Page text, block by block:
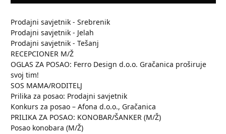
Prodajni savjetnik - Srebrenik
Prodajni savjetnik - Jelah
Prodajni savjetnik - Tešanj
RECEPCIONER M/Ž
OGLAS ZA POSAO: Ferro Design d.o.o. Gračanica proširuje
svoj tim!
SOS MAMA/RODITELJ
Prilika za posao: Prodajni savjetnik
Konkurs za posao – Afona d.o.o., Gračanica
PRILIKA ZA POSAO: KONOBAR/ŠANKER (M/Ž)
Posao konobara (M/Ž)